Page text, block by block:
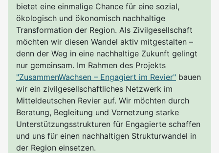
bietet eine einmalige Chance für eine sozial,
ökologisch und ökonomisch nachhaltige
Transformation der Region. Als Zivilgesellschaft
möchten wir diesen Wandel aktiv mitgestalten –
denn der Weg in eine nachhaltige Zukunft gelingt
nur gemeinsam. Im Rahmen des Projekts
"ZusammenWachsen – Engagiert im Revier" bauen
wir ein zivilgesellschaftliches Netzwerk im
Mitteldeutschen Revier auf. Wir möchten durch
Beratung, Begleitung und Vernetzung starke
Unterstützungsstrukturen für Engagierte schaffen
und uns für einen nachhaltigen Strukturwandel in
der Region einsetzen.